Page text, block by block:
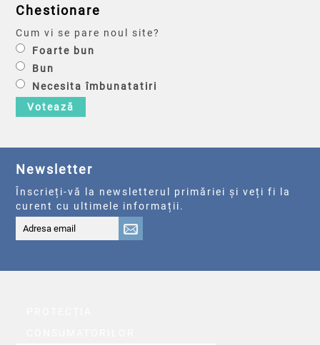
Chestionare
Cum vi se pare noul site?
Foarte bun
Bun
Necesita îmbunatatiri
Votează
Newsletter
Înscrieți-vă la newsletterul primăriei și veți fi la
curent cu ultimele informații.